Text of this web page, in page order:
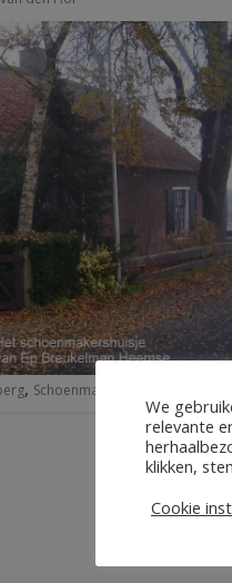
, Schoenmakershuisje
We
relevante
klikken,
Cookie